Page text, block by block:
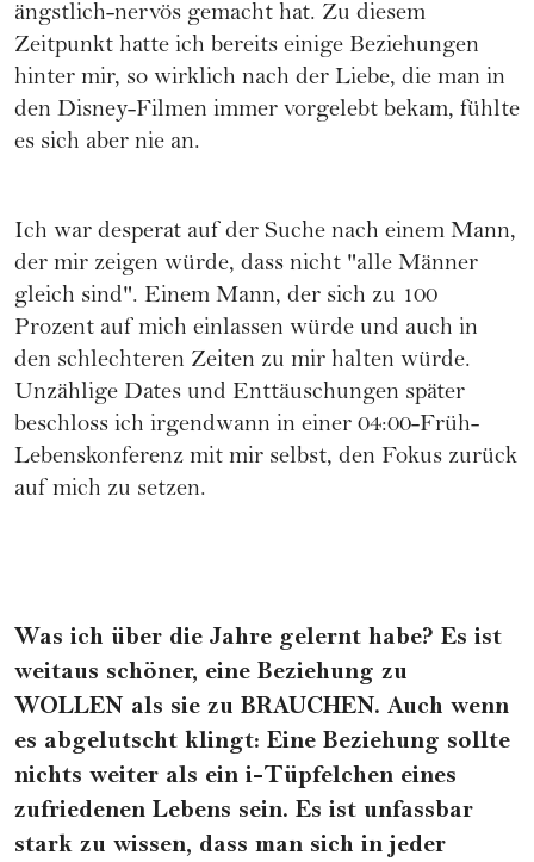
ängstlich-nervös gemacht hat. Zu diesem
Zeitpunkt hatte ich bereits einige Beziehungen
hinter mir, so wirklich nach der Liebe, die man in
den Disney-Filmen immer vorgelebt bekam, fühlte
es sich aber nie an.
Ich war desperat auf der Suche nach einem Mann,
der mir zeigen würde, dass nicht "alle Männer
gleich sind". Einem Mann, der sich zu 100
Prozent auf mich einlassen würde und auch in
den schlechteren Zeiten zu mir halten würde.
Unzählige Dates und Enttäuschungen später
beschloss ich irgendwann in einer 04:00-Früh-
Lebenskonferenz mit mir selbst, den Fokus zurück
auf mich zu setzen.
Was ich über die Jahre gelernt habe? Es ist
weitaus schöner, eine Beziehung zu
WOLLEN als sie zu BRAUCHEN. Auch wenn
es abgelutscht klingt: Eine Beziehung sollte
nichts weiter als ein i-Tüpfelchen eines
zufriedenen Lebens sein. Es ist unfassbar
stark zu wissen, dass man sich in jeder